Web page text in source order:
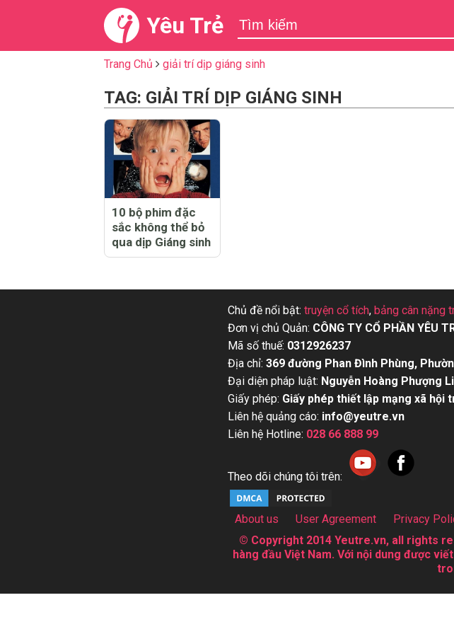
Yêu Trẻ
Trang Chủ giải trí dịp giáng sinh
TAG: GIẢI TRÍ DỊP GIÁNG SINH
10 bộ phim đặc
sắc không thể bỏ
qua dịp Giáng sinh
Chủ đề nổi bật: truyện cổ tích, bảng cân nặng
Đơn vị chủ Quản: CÔNG TY CỔ PHẦN YÊU
Mã số thuế: 0312926237
Địa chỉ: 369 đường Phan Đình Phùng,
Đại diện pháp luật: Nguyễn Hoàng Phượng
Giấy phép: Giấy phép thiết lập mạng xã hội
Liên hệ quảng cáo: info@yeutre.vn
Liên hệ Hotline: 028 66 888 99
Theo dõi chúng tôi trên:
About us User Agreement Privacy
© Copyright 2014 Yeutre.vn, all rights
hàng đầu Việt Nam. Với nội dung được